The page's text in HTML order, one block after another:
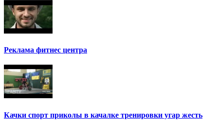
Реклама фитнес центра
Качки спорт приколы в качалке тренировки угар жесть